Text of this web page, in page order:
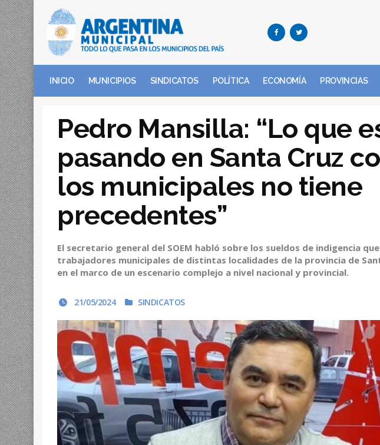
INICIO MUNICIPIOS SINDICATOS POLÍTICA ECONOMÍA PROVINCIAS
Pedro Mansilla: “Lo que
pasando en Santa Cruz
los municipales no tiene
precedentes”
El secretario general del SOEM habló sobre los sueldos de indigencia
trabajadores municipales de distintas localidades de la provincia de
en el marco de un escenario complejo a nivel nacional y provincial.
21/05/2024 SINDICATOS